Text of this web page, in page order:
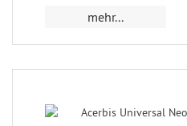
mehr...